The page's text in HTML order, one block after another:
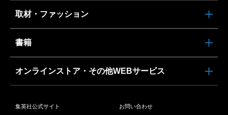
取材・ファッション
書籍
オンラインストア・その他WEBサービス
集英社公式サイト お問い合わせ